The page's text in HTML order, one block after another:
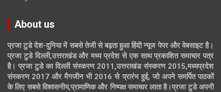
About us
प्रजा टुडे देश-दुनिया में सबसे तेजी से बढ़ता हुआ हिंदी न्यूज पेपर और वेबसाइट है।
प्रजा टुडे दिल्ली,उत्तराखंड और मध्य प्रदेश से एक साथ प्रकाशित समाचार पत्र
है। प्रजा टुडे का दिल्ली संस्करण 2011,उत्तराखंड संस्करण 2015,मध्यप्रदेश
संस्करण 2017 और मैगजीन भी 2016 से प्रारंभ हुई, जो अपने समर्पित पाठकों
के लिए सबसे विश्वसनीय,प्रामाणिक और निष्पक्ष समाचार लाता है।प्रजा टुडे अपनी